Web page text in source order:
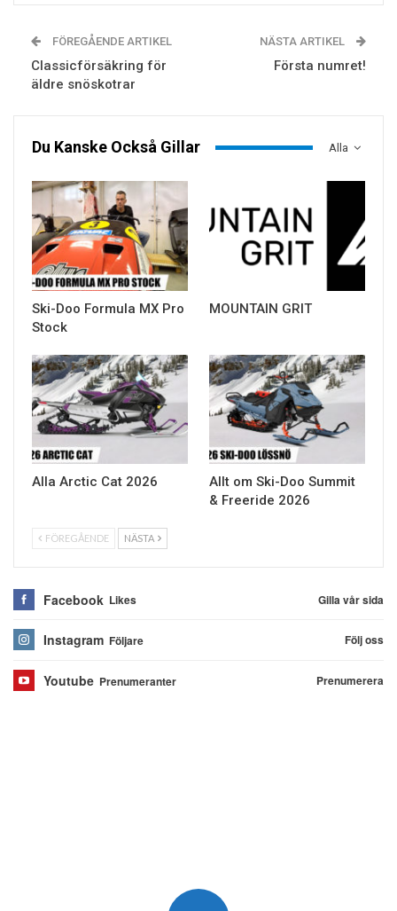
FÖREGÅENDE ARTIKEL
Classicförsäkring för
äldre snöskotrar
NÄSTA ARTIKEL
Första numret!
Alla
Du Kanske Också Gillar
Ski-Doo Formula MX Pro
Stock
MOUNTAIN GRIT
Alla Arctic Cat 2026
Allt om Ski-Doo Summit
& Freeride 2026
FÖREGÅENDE NÄSTA
Facebook Likes Gilla vår sida
Instagram Följare Följ oss
Youtube Prenumeranter Prenumerera